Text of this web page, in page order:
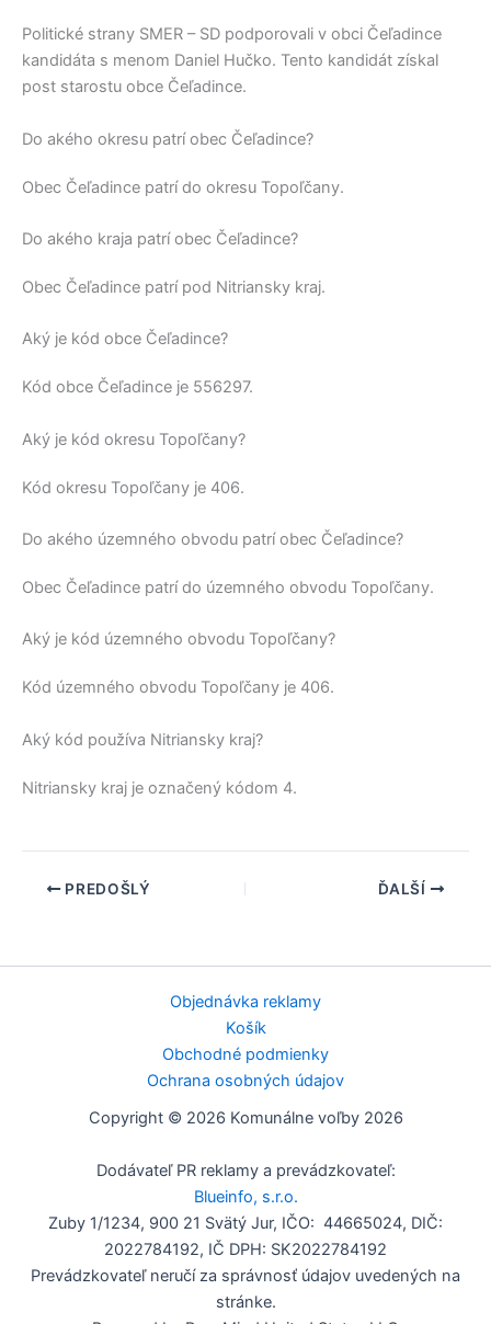
Politické strany SMER – SD podporovali v obci Čeľadince
kandidáta s menom Daniel Hučko. Tento kandidát získal
post starostu obce Čeľadince.
Do akého okresu patrí obec Čeľadince?
Obec Čeľadince patrí do okresu Topoľčany.
Do akého kraja patrí obec Čeľadince?
Obec Čeľadince patrí pod Nitriansky kraj.
Aký je kód obce Čeľadince?
Kód obce Čeľadince je 556297.
Aký je kód okresu Topoľčany?
Kód okresu Topoľčany je 406.
Do akého územného obvodu patrí obec Čeľadince?
Obec Čeľadince patrí do územného obvodu Topoľčany.
Aký je kód územného obvodu Topoľčany?
Kód územného obvodu Topoľčany je 406.
Aký kód používa Nitriansky kraj?
Nitriansky kraj je označený kódom 4.
PREDOŠLÝ ĎALŠÍ
Objednávka reklamy
Košík
Obchodné podmienky
Ochrana osobných údajov
Copyright © 2026 Komunálne voľby 2026
Dodávateľ PR reklamy a prevádzkovateľ:
Blueinfo, s.r.o.
Zuby 1/1234, 900 21 Svätý Jur, IČO: 44665024, DIČ:
2022784192, IČ DPH: SK2022784192
Prevádzkovateľ neručí za správnosť údajov uvedených na
stránke.